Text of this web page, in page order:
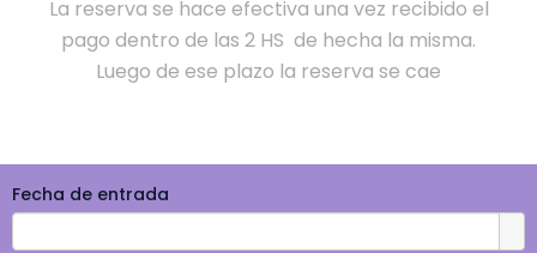
La reserva se hace efectiva una vez recibido el
pago dentro de las 2 HS de hecha la misma.
Luego de ese plazo la reserva se cae
Fecha de entrada